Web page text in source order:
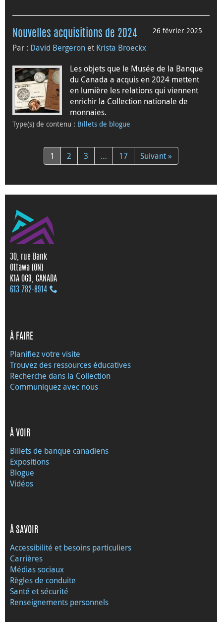
26 février 2025
Nouvelles acquisitions de 2024
Par : David Bergeron et Krista Broeckx
Les objets que le Musée de la Banque
du Canada a acquis en 2024 mettent
en lumière les relations qui viennent
enrichir la Collection nationale de
monnaies.
Type(s) de contenu : Billets de blogue
1 2 3 … 17 Suivant »
30, rue Bank
Ottawa (ON)
K1A 0G9, CANADA
613 782‑8914
À FAIRE
Planifiez votre visite
Trouvez des ressources éducatives
Recherche dans la Collection
Communiquez avec nous
À VOIR
Billets de banque canadiens
Expositions
Blogue
Vidéos
À SAVOIR
Accessibilité et besoins particuliers
Carrières
Médias sociaux
Règles de conduite
Santé et sécurité
Renseignements personnels